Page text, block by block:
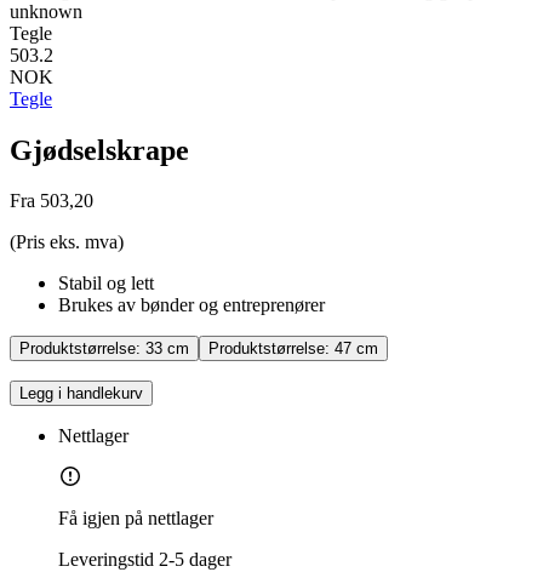
unknown
Tegle
503.2
NOK
Tegle
Gjødselskrape
Fra 503,20
(Pris eks. mva)
Stabil og lett
Brukes av bønder og entreprenører
Produktstørrelse: 33 cm Produktstørrelse: 47 cm
Legg i handlekurv
Nettlager
Få igjen på nettlager
Leveringstid 2-5 dager